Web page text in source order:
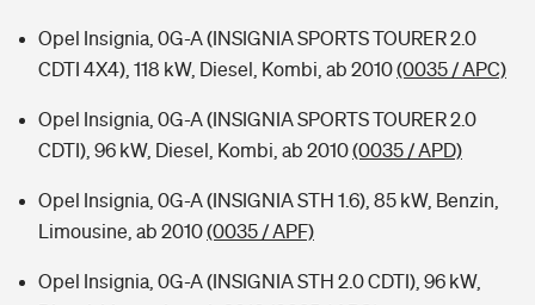
Opel Insignia, 0G-A (INSIGNIA SPORTS TOURER 2.0
CDTI 4X4), 118 kW, Diesel, Kombi, ab 2010(0035 / APC)
Opel Insignia, 0G-A (INSIGNIA SPORTS TOURER 2.0
CDTI), 96 kW, Diesel, Kombi, ab 2010(0035 / APD)
Opel Insignia, 0G-A (INSIGNIA STH 1.6), 85 kW, Benzin,
Limousine, ab 2010(0035 / APF)
Opel Insignia, 0G-A (INSIGNIA STH 2.0 CDTI), 96 kW,